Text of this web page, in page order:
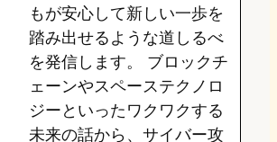
もが安心して新しい一歩を
踏み出せるような道しるべ
を発信します。 ブロックチ
ェーンやスペーステクノロ
ジーといったワクワクする
未来の話から、サイバー攻